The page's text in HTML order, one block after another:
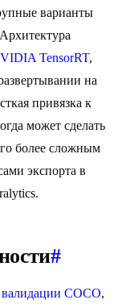
варианты
TensorRT,
на
привязка к
может сделать
более сложным
экспорта в
#
COCO,